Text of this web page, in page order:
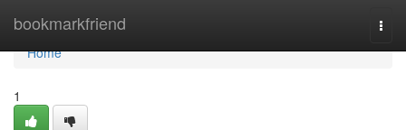
bookmarkfriend
Home
Home
1